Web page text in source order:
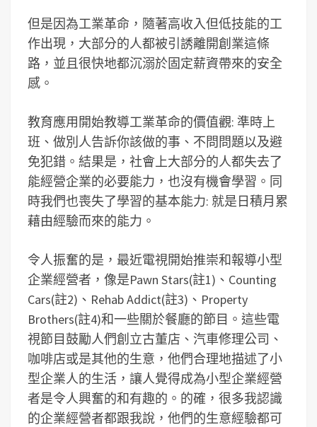
但是因為工業革命，隨著高收入但低技能的工
作出現，大部分的人都被引誘離開創業這條
路，並且很快地都沉溺於固定薪資帶來的安全
感。
教育應用開始教導工業革命的價值觀: 準時上
班、做別人告訴你該做的事、不問問題以及避
免犯錯。結果是，社會上大部分的人都失去了
能經營企業的必要能力，也沒有機會學習。同
時我們也喪失了學習的基本能力: 就是日積月累
藉由經驗而來的能力。
令人振奮的是，最近電視開始推崇和報導小型
企業經營者，像是Pawn Stars(註1)、Counting
Cars(註2)、Rehab Addict(註3)、Property
Brothers(註4)和一些關於餐廳的節目。這些電
視節目鼓勵人們創立古董店、汽車修理公司、
咖啡店或是其他的生意，他們合理地描述了小
型企業人的生活，讓人覺得成為小型企業經營
者是令人興奮的和有趣的。的確，很多我認識
的企業經營者都跟我說，他們的生意經驗都可